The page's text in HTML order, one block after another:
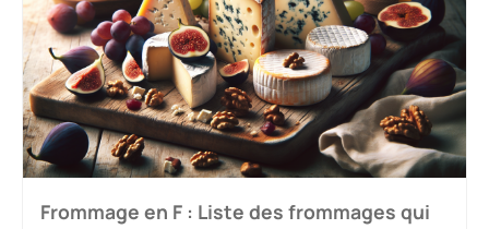
Frommage en F : Liste des frommages qui